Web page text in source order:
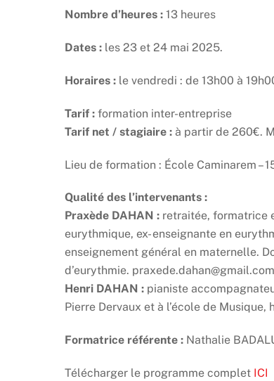
Nombre d’heures : 13 heures
Dates : les 23 et 24 mai 2025.
Horaires : le vendredi : de 13h00 à
Tarif : formation inter-entreprise
Tarif net / stagiaire : à partir de 260€.
Lieu de formation : École Caminarem –
Qualité des l’intervenants :
Praxède DAHAN : retraitée, formatrice
eurythmique, ex- enseignante en
enseignement général en maternelle.
d’eurythmie. praxede.dahan@gmail.com
Henri DAHAN : pianiste
Pierre Dervaux et à l’école de
Formatrice référente : Nathalie
Télécharger le programme complet ICI